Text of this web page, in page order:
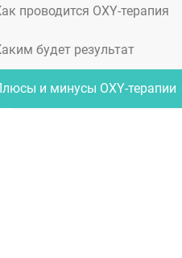
проводится OXY-терапия
будет результат
и минусы OXY-терапии
Как и почему